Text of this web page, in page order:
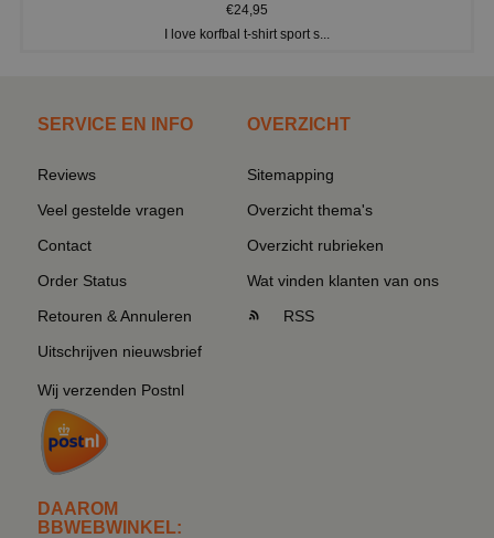
€24,95
I love korfbal t-shirt sport s...
SERVICE EN INFO
Reviews
Veel gestelde vragen
Contact
Order Status
Retouren & Annuleren
Uitschrijven nieuwsbrief
Wij verzenden Postnl
DAAROM
BBWEBWINKEL:
OVERZICHT
Sitemapping
Overzicht thema's
Overzicht rubrieken
Wat vinden klanten van ons
RSS